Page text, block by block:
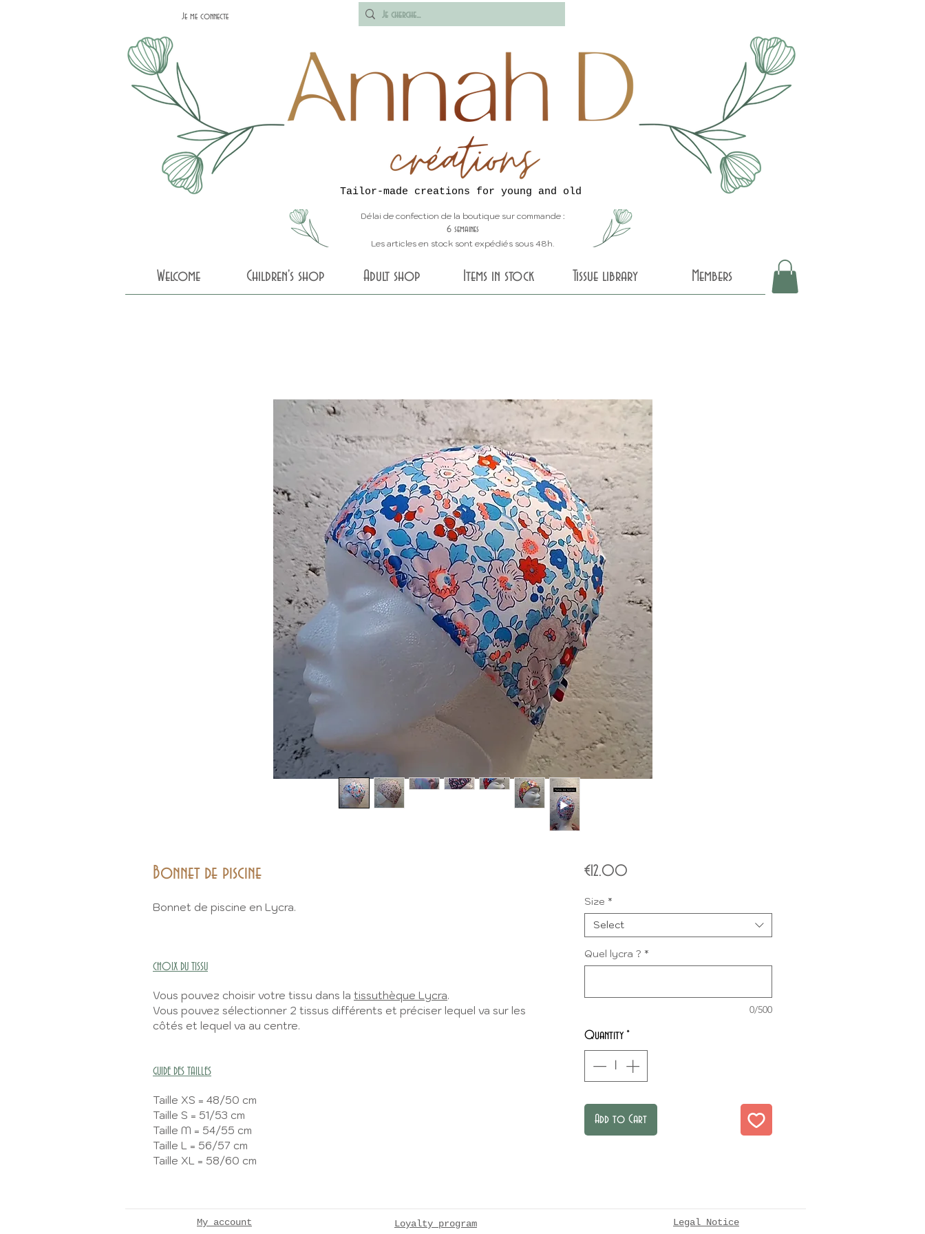
Je me connecte
Tailor-made creations for young and old
Délai de confection de la boutique sur commande :
6 semaines
Les articles en stock sont expédiés sous 48h.
Welcome Children's shop Adult shop Items in stock Tissue library Members
Bonnet de piscine
Bonnet de piscine en Lycra.
CHOIX DU TISSU
Vous pouvez choisir votre tissu dans la tissuthèque Lycra.
Vous pouvez sélectionner 2 tissus différents et préciser lequel va sur les
côtés et lequel va au centre.
GUIDE DES TAILLES
Taille XS = 48/50 cm
Taille S = 51/53 cm
Taille M = 54/55 cm
Taille L = 56/57 cm
Taille XL = 58/60 cm
€12.00Price
Size *
Select
Quel lycra ? *
0/500
Quantity *
Add to Cart
My account Legal Notice
Loyalty program